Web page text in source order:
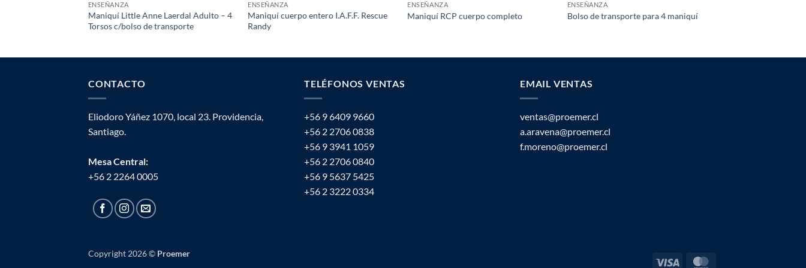
ENSEÑANZA
Maniquí Little Anne Laerdal Adulto – 4
Torsos c/bolso de transporte
ENSEÑANZA
Maniquí cuerpo entero I.A.F.F. Rescue
Randy
ENSEÑANZA
Maniquí RCP cuerpo completo
ENSEÑANZA
Bolso de transporte para 4 maniquí
CONTACTO
Eliodoro Yáñez 1070, local 23. Providencia,
Santiago.
Mesa Central:
+56 2 2264 0005
TELÉFONOS VENTAS
+56 9 6409 9660
+56 2 2706 0838
+56 9 3941 1059
+56 2 2706 0840
+56 9 5637 5425
+56 2 3222 0334
EMAIL VENTAS
ventas@proemer.cl
a.aravena@proemer.cl
f.moreno@proemer.cl
Visa
Copyright 2026 © Proemer